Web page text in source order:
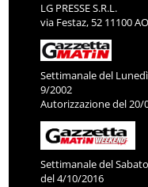
LG PRESSE S.R.L.
via Festaz, 52 11100
Settimanale del
9/2002
Autorizzazione del 20/
Settimanale del
del 4/10/2016